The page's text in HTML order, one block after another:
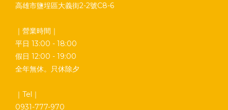
高雄市鹽埕區大義街2-2號C8-6
｜營業時間｜
平日 13:00 - 18:00
假日 12:00 - 19:00
全年無休。只休除夕
｜Tel｜
0931-777-970